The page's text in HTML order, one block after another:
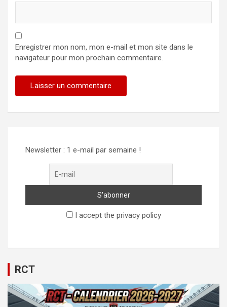
Enregistrer mon nom, mon e-mail et mon site dans le
navigateur pour mon prochain commentaire.
Newsletter : 1 e-mail par semaine !
I accept the privacy policy
RCT